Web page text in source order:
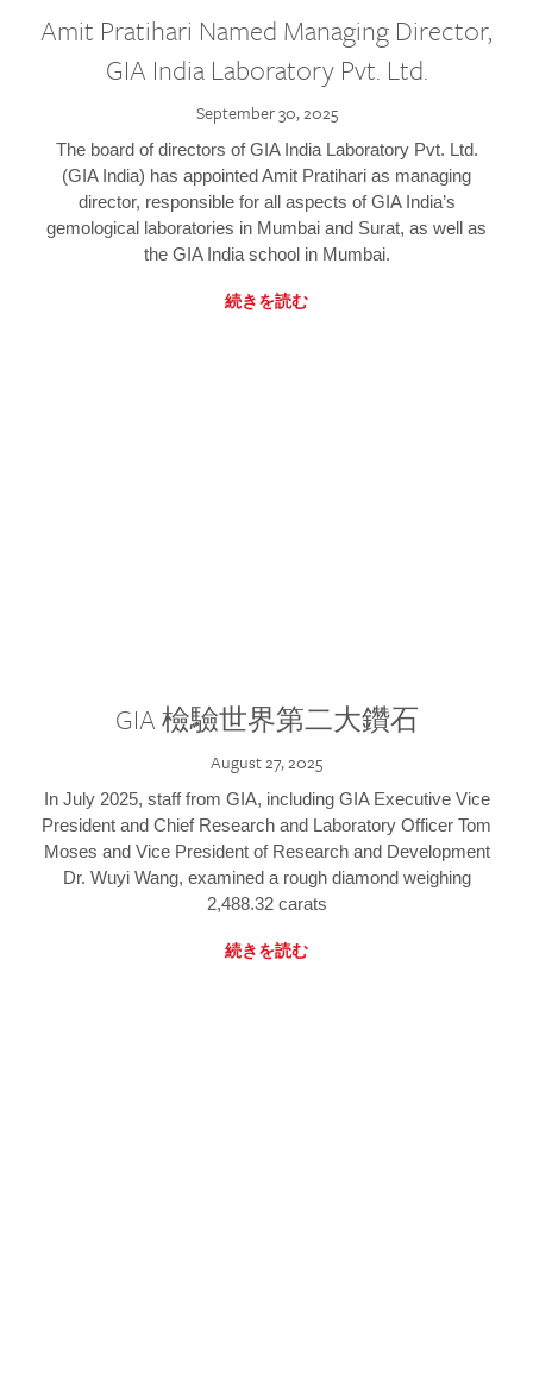
Amit Pratihari Named Managing Director,
GIA India Laboratory Pvt. Ltd.
September 30, 2025
The board of directors of GIA India Laboratory Pvt. Ltd.
(GIA India) has appointed Amit Pratihari as managing
director, responsible for all aspects of GIA India’s
gemological laboratories in Mumbai and Surat, as well as
the GIA India school in Mumbai.
続きを読む
GIA 檢驗世界第二大鑽石
August 27, 2025
In July 2025, staff from GIA, including GIA Executive Vice
President and Chief Research and Laboratory Officer Tom
Moses and Vice President of Research and Development
Dr. Wuyi Wang, examined a rough diamond weighing
2,488.32 carats
続きを読む